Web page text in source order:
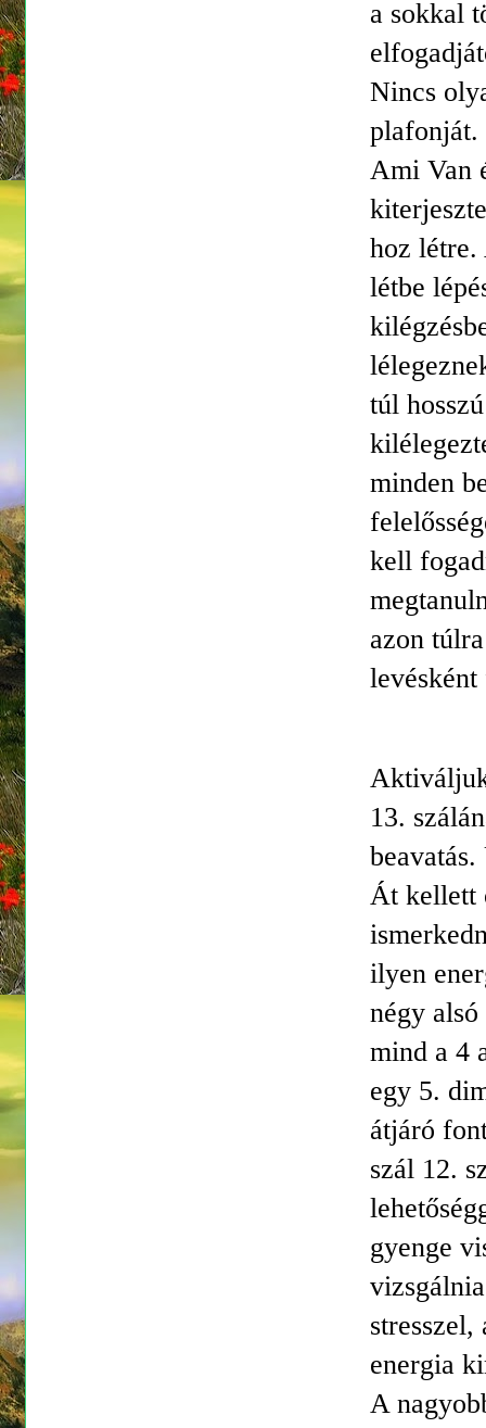
a sokkal
Nincs
plafonját.
Ami Van
hoz létre.
létbe
túl
minden
kell
azon
13.
Át kellett
ilyen
négy
mind a 4
egy 5.
átjáró
szál 12.
gyenge
stresszel,
energia
A